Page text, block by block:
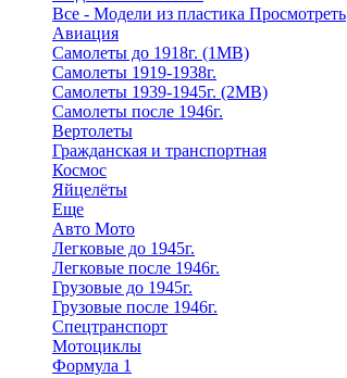
Все - Модели из пластика Просмотреть
Авиация
Самолеты до 1918г. (1МВ)
Самолеты 1919-1938г.
Самолеты 1939-1945г. (2МВ)
Самолеты после 1946г.
Вертолеты
Гражданская и транспортная
Космос
Яйцелёты
Еще
Авто Мото
Легковые до 1945г.
Легковые после 1946г.
Грузовые до 1945г.
Грузовые после 1946г.
Спецтранспорт
Мотоциклы
Формула 1